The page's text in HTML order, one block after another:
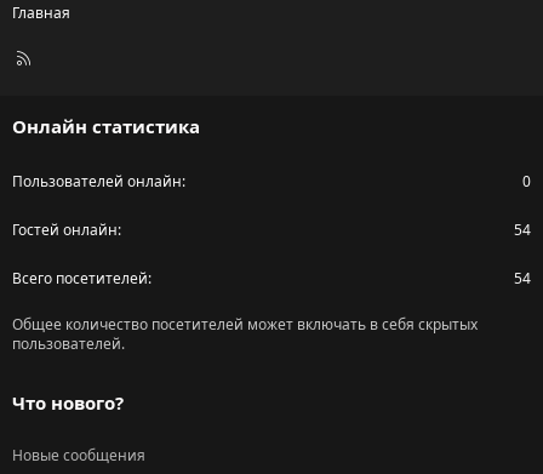
Главная
R
Онлайн статистика
Пользователей онлайн 0
Гостей онлайн 54
Всего посетителей 54
Общее количество посетителей может включать в себя скрытых
пользователей.
Что нового?
Новые сообщения